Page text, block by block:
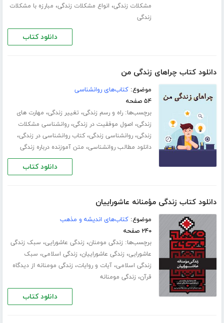
مشکلات زندگی، انواع مشکلات زندگی، مبارزه با مشکلات
زندگی
دانلود کتاب
دانلود کتاب چراهای زندگی من
موضوع:کتاب‌های روانشناسی
۵۴ صفحه
برچسب‌ها:راه و رسم زندگی، تغییر زندگی، مهارت های
زندگی، اصول موفقیت در زندگی،روانشناسی مشکلات
زندگی،روانشناسی زندگی،کتاب روانشناسی در زندگی،
دانلود مطالب روانشناسی، متن آموزنده درباره زندگی
دانلود کتاب
دانلود کتاب زندگی مؤمنانه عاشوراییان
موضوع:کتاب‌های اندیشه و مذهب
۲۴۰ صفحه
برچسب‌ها: زندگی مومنان، زندگی عاشورایی، سبک زندگی
عاشورایی، زندگی عاشوراییان، زندگی اسلامی، سبک
زندگی اسلامی،آیات و روایات، زندگی مومنانه از دیدگاه
قرآن، زندگی مومنانه
دانلود کتاب